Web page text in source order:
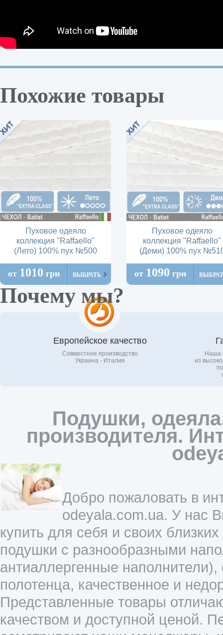
Похожие товары
Пуховое одеяло
коллекция "Raffaello"
(Лето) 100% пух №500
от 1010 грн ВЫБРАТЬ
Пуховое одеяло
коллекция "Raffaello"
(Деми) 100% пух
от 1090 грн
Почему мы?
Европейское качество
Совместное производство
Украина - Италия
Наша
из
Подушки,
производителя.
Добро пожаловать в
odeyala.com.ua. У нас
купить для себя и своих
подушки с разнообразными
антиаллергенные
полотенца, качественное и
Представленные товары
качеством и доступной ценой.